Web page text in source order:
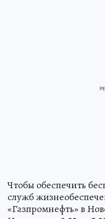
Чтобы обеспечить
служб
«Газпромнефть» в